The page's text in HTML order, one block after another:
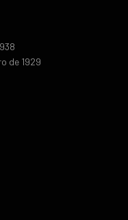
de 1929